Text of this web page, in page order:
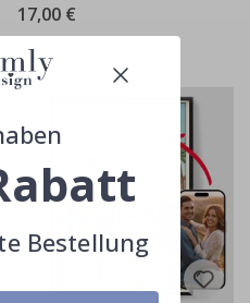
17,00 €
Bewertung:
5.0
Bestellung